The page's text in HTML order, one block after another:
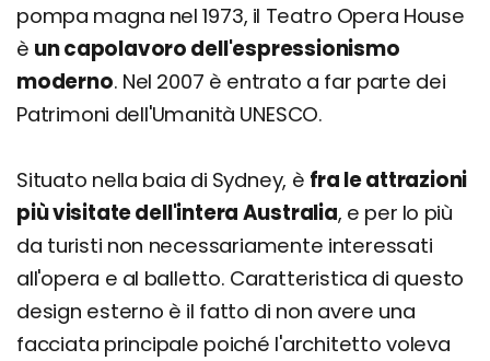
pompa magna nel 1973, il Teatro Opera House
è un capolavoro dell'espressionismo
moderno. Nel 2007 è entrato a far parte dei
Patrimoni dell'Umanità UNESCO.
Situato nella baia di Sydney, è fra le attrazioni
più visitate dell'intera Australia, e per lo più
da turisti non necessariamente interessati
all'opera e al balletto. Caratteristica di questo
design esterno è il fatto di non avere una
facciata principale poiché l'architetto voleva